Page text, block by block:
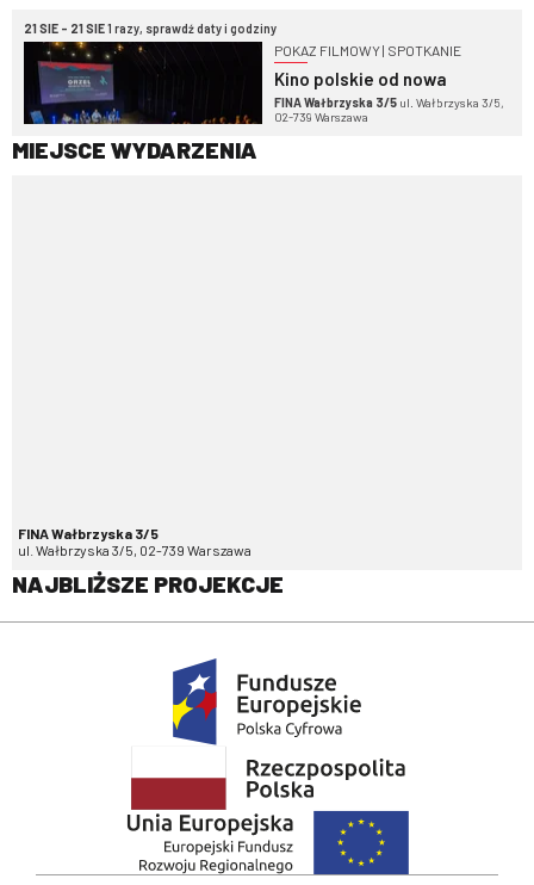
21 SIE - 21 SIE1 razy, sprawdź daty i godziny
POKAZ FILMOWY | SPOTKANIE
Kino polskie od nowa
FINA Wałbrzyska 3/5 ul. Wałbrzyska 3/5,
02-739 Warszawa
MIEJSCE WYDARZENIA
FINA Wałbrzyska 3/5
ul. Wałbrzyska 3/5, 02-739 Warszawa
NAJBLIŻSZE PROJEKCJE